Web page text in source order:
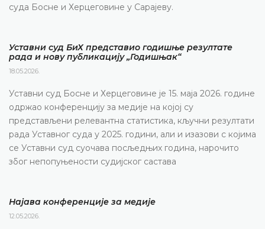
суда Босне и Херцеговине у Сарајеву.
Уставни суд БиХ представио годишње резултате
рада и нову публикацију „Годишњак“
18.05.2026.
Уставни суд Босне и Херцеговине је 15. маја 2026. године
одржао конференцију за медије на којој су
представљени релевантна статистика, кључни резултати
рада Уставног суда у 2025. години, али и изазови с којима
се Уставни суд суочава посљедњих година, нарочито
због непопуњености судијског састава
Најава конференције за медије
12.05.2026.